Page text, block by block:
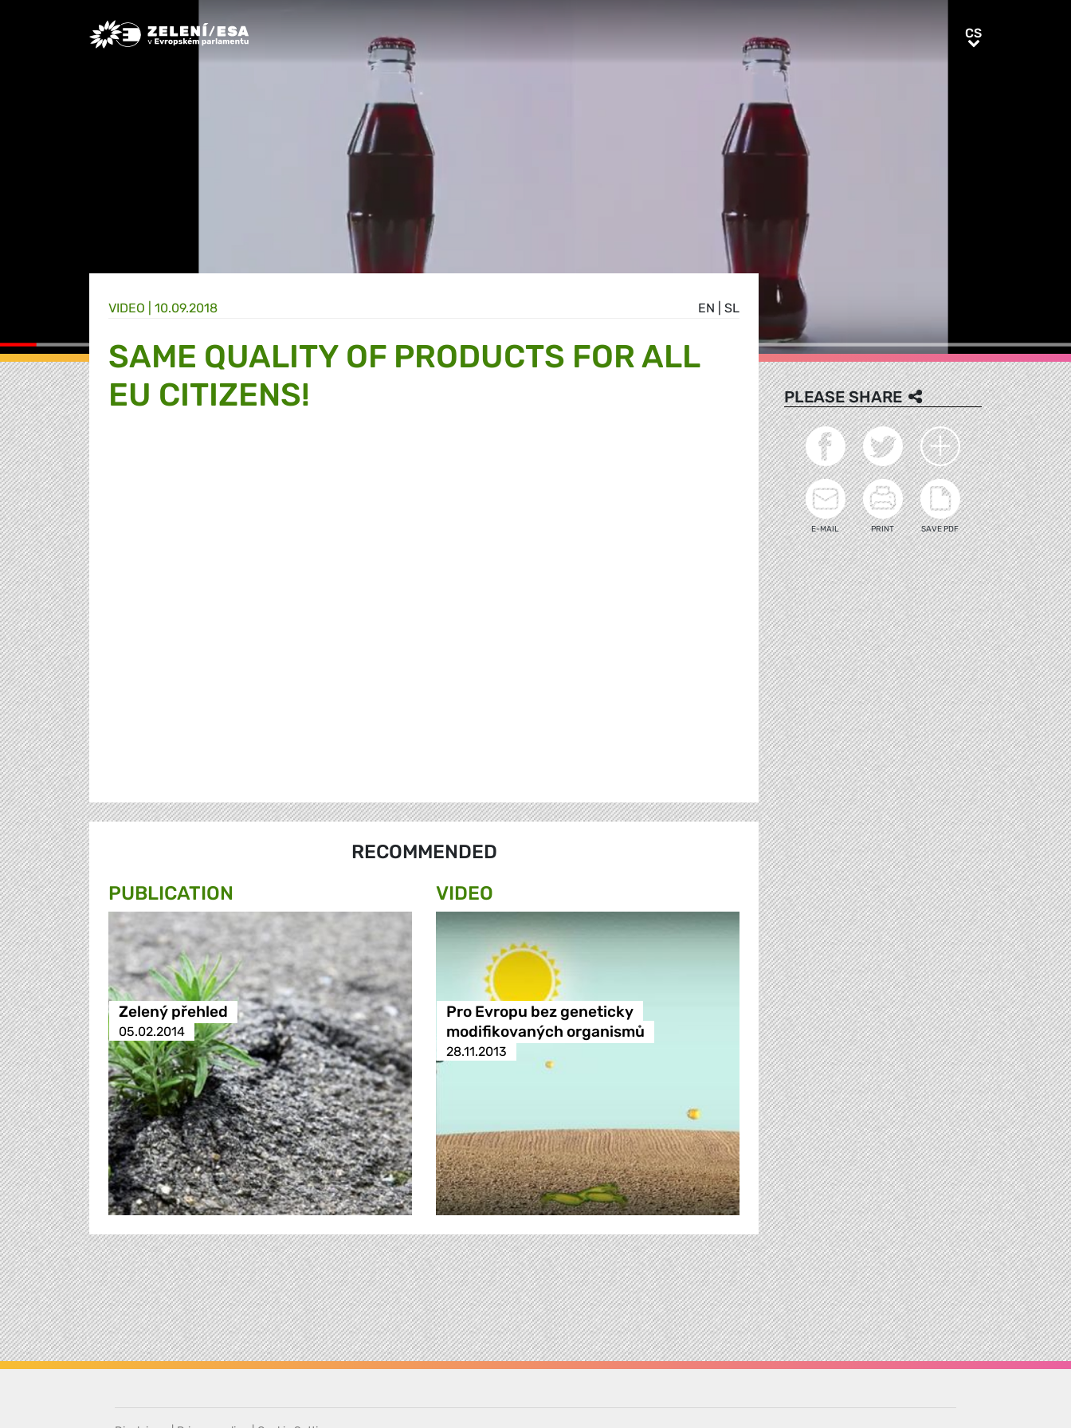
Greens/EFA Home CSCS
EN SL
VIDEO | 10.09.2018
SAME QUALITY OF PRODUCTS FOR ALL
EU CITIZENS!
RECOMMENDED
PUBLICATION
Zelený přehled
05.02.2014
VIDEO
Pro Evropu bez geneticky
modifikovaných organismů
28.11.2013
PLEASE SHARE
E-MAIL PRINT SAVE PDF